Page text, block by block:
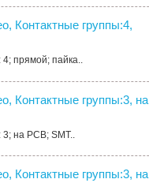
Контактные группы:4,
прямой; пайка..
Контактные группы:3, на
на PCB; SMT..
Контактные группы:3, на